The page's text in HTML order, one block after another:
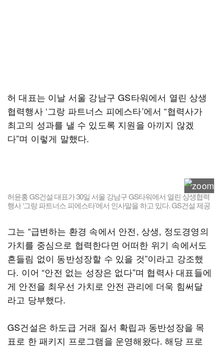
허 대표는 이날 서울 강남구 GS타워에서 열린 상생
협력행사 ‘그랑 파트너스 피에스타’에서 “협력사가
최고의 성과를 낼 수 있도록 지원을 아끼지 않겠
다”며 이렇게 말했다.
허윤홍 GS건설 대표가 30일 서울 강남구 GS타워에서 열린 상생협력
행사 ‘그랑 파트너스 피에스타’에서 인사말을 하고 있다. GS건설 제공
그는 “급변하는 환경 속에서 안전, 상생, 정도경영의
가치를 중심으로 협력한다면 어떠한 위기 속에서도
흔들림 없이 동반성장할 수 있을 것”이라고 강조했
다. 이어 “안전 없는 성장은 없다”며 협력사 대표들에
게 안전을 최우선 가치로 안전 관리에 더욱 힘써달
라고 당부했다.
GS건설은 하도급 거래 질서 확립과 동반성장을 목
표로 한 패키지 프로그램을 운영해왔다. 해당 프로